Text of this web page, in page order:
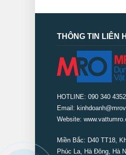
THÔNG TIN LIÊN
HOTLINE: 090 340 4352
Email:
Website:
Miền Bắc: D40 TT18,
Phúc La, Hà Đông, Hà